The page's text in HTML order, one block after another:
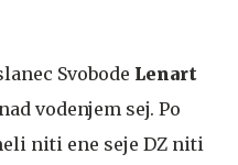
Svobode Lenart
vodenjem sej. Po
niti ene seje DZ niti